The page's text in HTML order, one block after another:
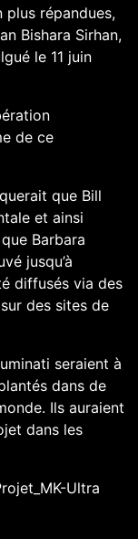
plus répandues,
Bishara Sirhan,
le 11 juin
de ce
que Bill
et ainsi
Barbara
jusqu’à
diffusés via des
des sites de
seraient à
dans de
Ils auraient
dans les
Ultra